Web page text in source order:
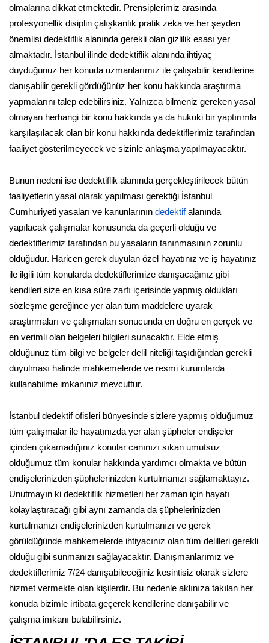
olmalarına dikkat etmektedir. Prensiplerimiz arasında
profesyonellik disiplin çalışkanlık pratik zeka ve her şeyden
önemlisi dedektiflik alanında gerekli olan gizlilik esası yer
almaktadır. İstanbul ilinde dedektiflik alanında ihtiyaç
duyduğunuz her konuda uzmanlarımız ile çalışabilir kendilerine
danışabilir gerekli gördüğünüz her konu hakkında araştırma
yapmalarını talep edebilirsiniz. Yalnızca bilmeniz gereken yasal
olmayan herhangi bir konu hakkında ya da hukuki bir yaptırımla
karşılaşılacak olan bir konu hakkında dedektiflerimiz tarafından
faaliyet gösterilmeyecek ve sizinle anlaşma yapılmayacaktır.
Bunun nedeni ise dedektiflik alanında gerçekleştirilecek bütün
faaliyetlerin yasal olarak yapılması gerektiği İstanbul
Cumhuriyeti yasaları ve kanunlarının dedektifalanında
yapılacak çalışmalar konusunda da geçerli olduğu ve
dedektiflerimiz tarafından bu yasaların tanınmasının zorunlu
olduğudur. Haricen gerek duyulan özel hayatınız ve iş hayatınız
ile ilgili tüm konularda dedektiflerimize danışacağınız gibi
kendileri size en kısa süre zarfı içerisinde yapmış oldukları
sözleşme gereğince yer alan tüm maddelere uyarak
araştırmaları ve çalışmaları sonucunda en doğru en gerçek ve
en verimli olan belgeleri bilgileri sunacaktır. Elde etmiş
olduğunuz tüm bilgi ve belgeler delil niteliği taşıdığından gerekli
duyulması halinde mahkemelerde ve resmi kurumlarda
kullanabilme imkanınız mevcuttur.
İstanbul dedektif ofisleri bünyesinde sizlere yapmış olduğumuz
tüm çalışmalar ile hayatınızda yer alan şüpheler endişeler
içinden çıkamadığınız konular canınızı sıkan umutsuz
olduğumuz tüm konular hakkında yardımcı olmakta ve bütün
endişelerinizden şüphelerinizden kurtulmanızı sağlamaktayız.
Unutmayın ki dedektiflik hizmetleri her zaman için hayatı
kolaylaştıracağı gibi aynı zamanda da şüphelerinizden
kurtulmanızı endişelerinizden kurtulmanızı ve gerek
görüldüğünde mahkemelerde ihtiyacınız olan tüm delilleri gerekli
olduğu gibi sunmanızı sağlayacaktır. Danışmanlarımız ve
dedektiflerimiz 7/24 danışabileceğiniz kesintisiz olarak sizlere
hizmet vermekte olan kişilerdir. Bu nedenle aklınıza takılan her
konuda bizimle irtibata geçerek kendilerine danışabilir ve
çalışma imkanı bulabilirsiniz.